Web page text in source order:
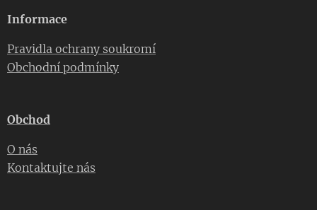
Informace
Pravidla ochrany soukromí
Obchodní podmínky
Obchod
O nás
Kontaktujte nás